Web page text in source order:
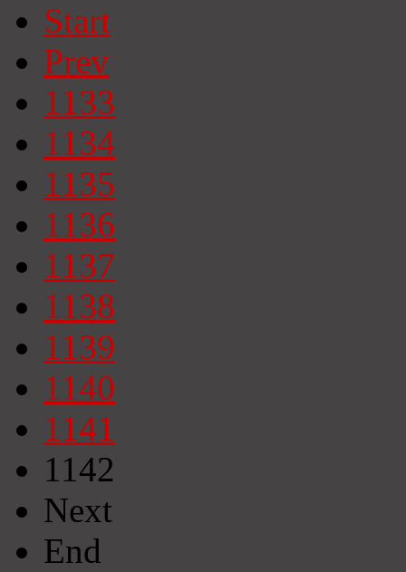
Start
Prev
1133
1134
1135
1136
1137
1138
1139
1140
1141
1142
Next
End